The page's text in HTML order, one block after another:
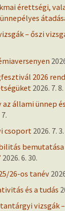
érettségi,
– őszi
2026
2026. 7. 8.
állami ünnep
csoport 2026. 7. 3.
2026. 6. 30.
26-os tanév
és a tudás
vizsgák